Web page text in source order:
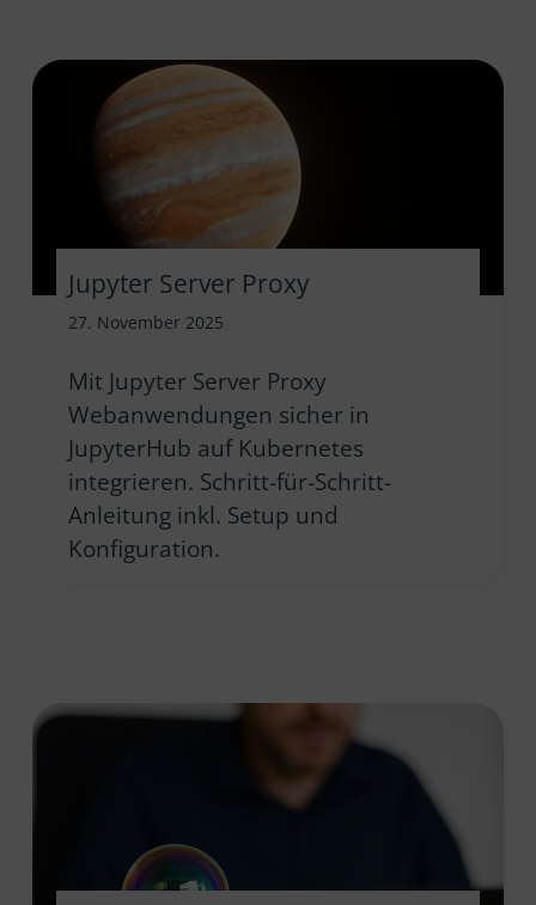
Jupyter Server Proxy
27. November 2025
Mit Jupyter Server Proxy
Webanwendungen sicher in
JupyterHub auf Kubernetes
integrieren. Schritt-für-Schritt-
Anleitung inkl. Setup und
Konfiguration.